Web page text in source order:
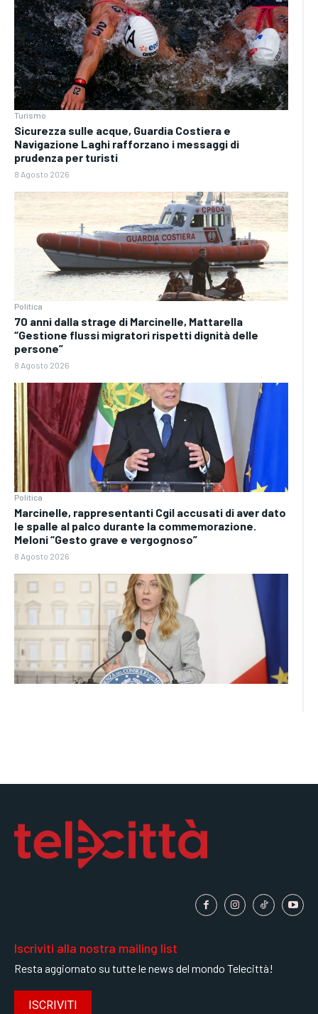
Turismo
Sicurezza sulle acque, Guardia Costiera e
Navigazione Laghi rafforzano i messaggi di
prudenza per turisti
8 Agosto 2026
Politica
70 anni dalla strage di Marcinelle, Mattarella
“Gestione flussi migratori rispetti dignità delle
persone”
8 Agosto 2026
Politica
Marcinelle, rappresentanti Cgil accusati di aver dato
le spalle al palco durante la commemorazione.
Meloni “Gesto grave e vergognoso”
8 Agosto 2026
Iscriviti alla nostra mailing list
Resta aggiornato su tutte le news del mondo Telecittà!
ISCRIVITI